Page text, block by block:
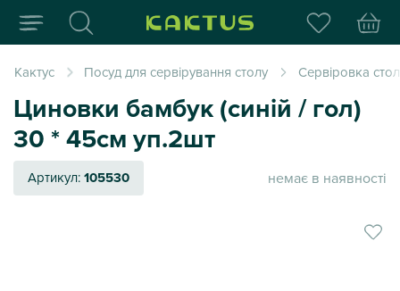
Інтернет-магазин
Кактус Посуд для сервірування столу Сервіровка
Циновки бамбук (синій / гол)
30 * 45см уп.2шт
Артикул:105530 немає в наявності